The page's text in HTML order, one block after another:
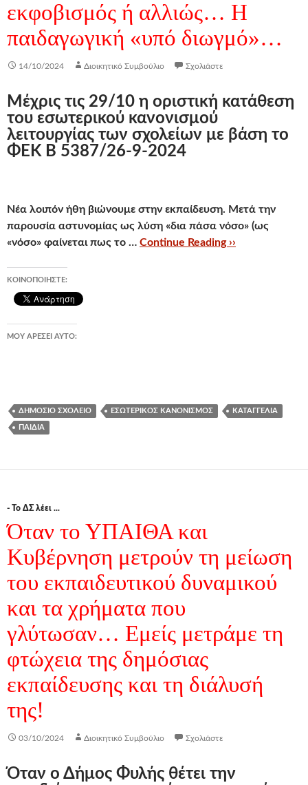
εκφοβισμός ή αλλιώς… Η
παιδαγωγική «υπό διωγμό»…
14/10/2024 Διοικητικό Συμβούλιο Σχολιάστε
Μέχρις τις 29/10 η οριστική κατάθεση
του εσωτερικού κανονισμού
λειτουργίας των σχολείων με βάση το
ΦΕΚ Β 5387/26-9-2024
Νέα λοιπόν ήθη βιώνουμε στην εκπαίδευση. Μετά την
παρουσία αστυνομίας ως λύση «δια πάσα νόσο» (ως
«νόσο» φαίνεται πως το … Continue Reading ››
ΚΟΙΝΟΠΟΙΉΣΤΕ:
ΜΟΥ ΑΡΈΣΕΙ ΑΥΤΌ:
ΔΗΜΌΣΙΟ ΣΧΟΛΕΊΟ ΕΣΩΤΕΡΙΚΌΣ ΚΑΝΟΝΙΣΜΌΣ ΚΑΤΑΓΓΕΛΊΑ
ΠΑΙΔΙΆ
- Το ΔΣ λέει ...
Όταν το ΥΠΑΙΘΑ και
Κυβέρνηση μετρούν τη μείωση
του εκπαιδευτικού δυναμικού
και τα χρήματα που
γλύτωσαν… Εμείς μετράμε τη
φτώχεια της δημόσιας
εκπαίδευσης και τη διάλυσή
της!
03/10/2024 Διοικητικό Συμβούλιο Σχολιάστε
Όταν ο Δήμος Φυλής θέτει την